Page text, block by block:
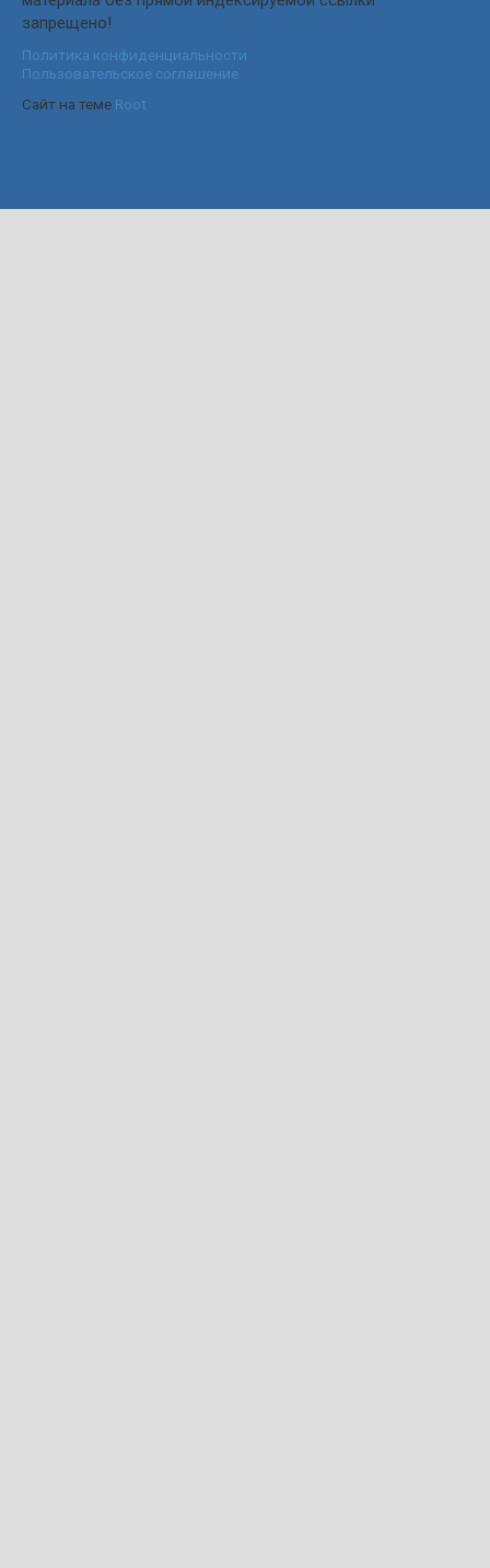
запрещено!
Политика конфиденциальности
Пользовательское соглашение
Сайт на теме Root